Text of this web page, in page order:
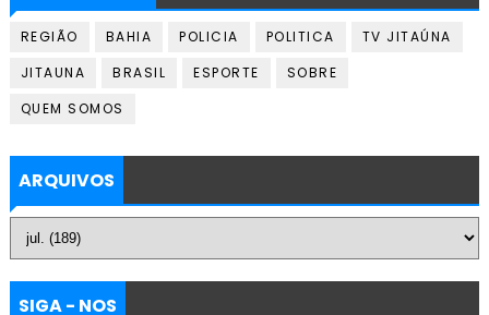
REGIÃO BAHIA POLICIA POLITICA
TV JITAÚNA
JITAUNA
BRASIL ESPORTE
SOBRE
QUEM SOMOS
ARQUIVOS
SIGA - NOS